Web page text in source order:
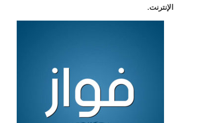
الإنترنت.